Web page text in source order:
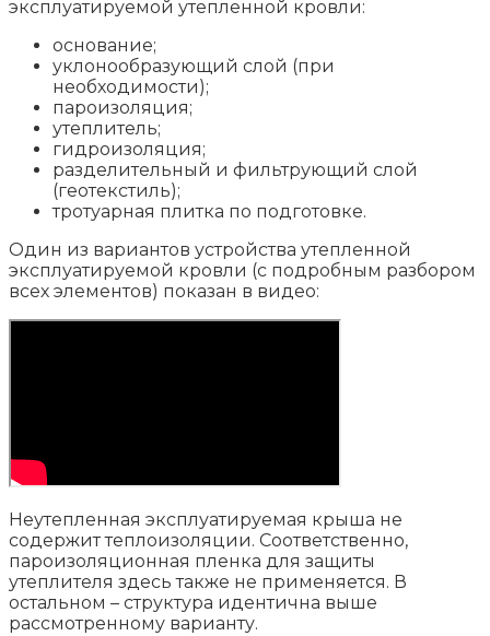
эксплуатируемой утепленной кровли:
основание;
уклонообразующий слой (при
необходимости);
пароизоляция;
утеплитель;
гидроизоляция;
разделительный и фильтрующий слой
(геотекстиль);
тротуарная плитка по подготовке.
Один из вариантов устройства утепленной
эксплуатируемой кровли (с подробным разбором
всех элементов) показан в видео:
Неутепленная эксплуатируемая крыша не
содержит теплоизоляции. Соответственно,
пароизоляционная пленка для защиты
утеплителя здесь также не применяется. В
остальном – структура идентична выше
рассмотренному варианту.